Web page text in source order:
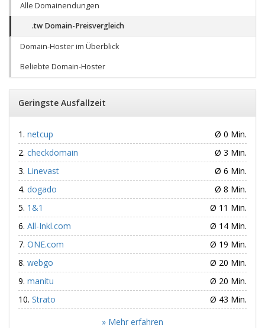
Alle Domainendungen
.tw Domain-Preisvergleich
Domain-Hoster im Überblick
Beliebte Domain-Hoster
Geringste Ausfallzeit
netcup
Ø 0 Min.
checkdomain
Ø 3 Min.
Linevast
Ø 6 Min.
dogado
Ø 8 Min.
1&1
Ø 11 Min.
All-Inkl.com
Ø 14 Min.
ONE.com
Ø 19 Min.
webgo
Ø 20 Min.
manitu
Ø 20 Min.
Strato
Ø 43 Min.
» Mehr erfahren